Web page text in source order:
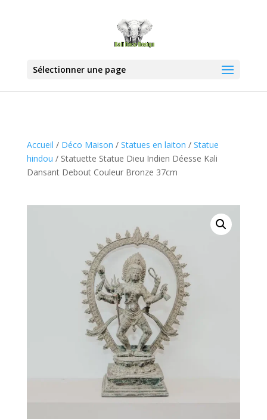
Sélectionner une page
Accueil / Déco Maison / Statues en laiton / Statue
hindou / Statuette Statue Dieu Indien Déesse Kali
Dansant Debout Couleur Bronze 37cm